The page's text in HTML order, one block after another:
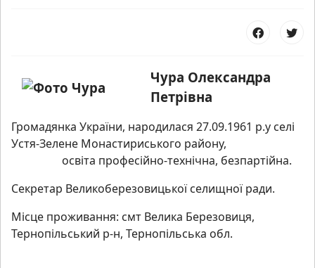
Чура Олександра
Петрівна
Громадянка України, народилася 27.09.1961 р.у селі
Устя-Зелене Монастириського району,
освіта професійно-технічна, безпартійна.
Секретар Великоберезовицької селищної ради.
Місце проживання: смт Велика Березовиця,
Тернопільський р-н, Тернопільська обл.